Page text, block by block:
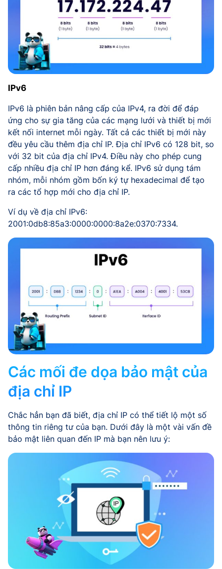
IPv6
IPv6 là phiên bản nâng cấp của IPv4, ra đời để đáp
ứng cho sự gia tăng của các mạng lưới và thiết bị mới
kết nối internet mỗi ngày. Tất cả các thiết bị mới này
đều yêu cầu thêm địa chỉ IP. Địa chỉ IPv6 có 128 bit, so
với 32 bit của địa chỉ IPv4. Điều này cho phép cung
cấp nhiều địa chỉ IP hơn đáng kể. IPv6 sử dụng tám
nhóm, mỗi nhóm gồm bốn ký tự hexadecimal để tạo
ra các tổ hợp mới cho địa chỉ IP.
Ví dụ về địa chỉ IPv6:
2001:0db8:85a3:0000:0000:8a2e:0370:7334.
Các mối đe dọa bảo mật của
địa chỉ IP
Chắc hẳn bạn đã biết, địa chỉ IP có thể tiết lộ một số
thông tin riêng tư của bạn. Dưới đây là một vài vấn đề
bảo mật liên quan đến IP mà bạn nên lưu ý: